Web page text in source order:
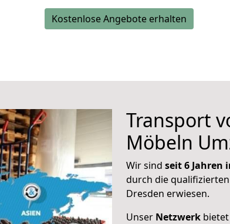
Kostenlose Angebote erhalten
Transport
Möbeln
Wir sind seit 6 Jahren
durch die
Dresden erwiesen.
Unser Netzwerk